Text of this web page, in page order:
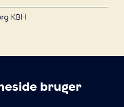
bruger
KBH